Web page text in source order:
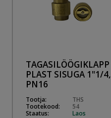
TAGASILÖÖGIKLAPP
PLAST SISUGA 1"1/4,
PN16
Tootja:
THS
Tootekood:
54
Staatus:
Laos